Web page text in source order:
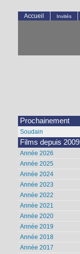
Accueil Invités
Prochainement
Soudain
Films depuis 2009
Année 2026
Année 2025
Année 2024
Année 2023
Année 2022
Année 2021
Année 2020
Année 2019
Année 2018
Année 2017